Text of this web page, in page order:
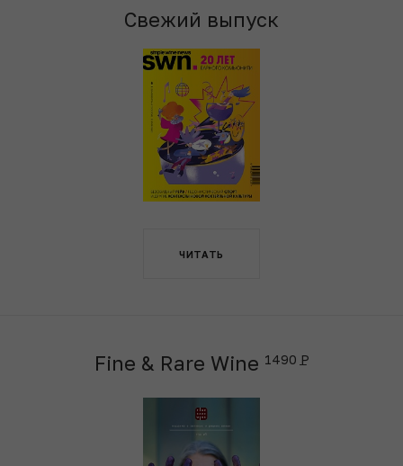
Свежий выпуск
ЧИТАТЬ
Fine & Rare Wine 1490